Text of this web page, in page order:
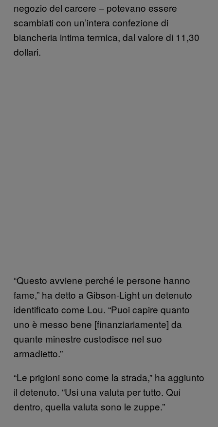
negozio del carcere – potevano essere
scambiati con un’intera confezione di
biancheria intima termica, dal valore di 11,30
dollari.
“Questo avviene perché le persone hanno
fame,” ha detto a Gibson-Light un detenuto
identificato come Lou. “Puoi capire quanto
uno è messo bene [finanziariamente] da
quante minestre custodisce nel suo
armadietto.”
“Le prigioni sono come la strada,” ha aggiunto
il detenuto. “Usi una valuta per tutto. Qui
dentro, quella valuta sono le zuppe.”